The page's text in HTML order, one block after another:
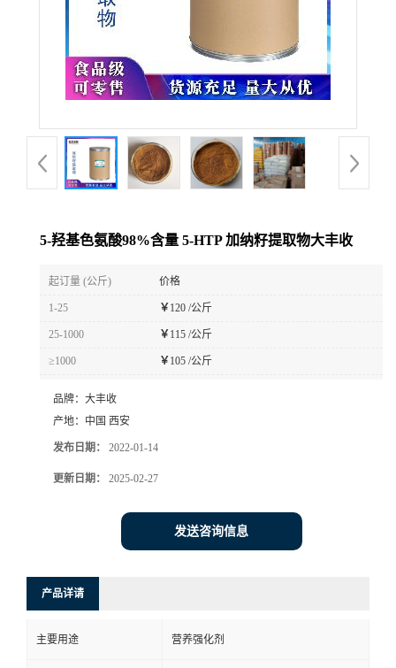
5-羟基色氨酸98%含量 5-HTP 加纳籽提取物大丰收
起订量 (公斤) 价格
1-25 ￥120 /公斤
25-1000 ￥115 /公斤
≥1000 ￥105 /公斤
品牌： 大丰收
产地： 中国 西安
发布日期： 2022-01-14
更新日期： 2025-02-27
发送咨询信息
产品详请
主要用途 营养强化剂